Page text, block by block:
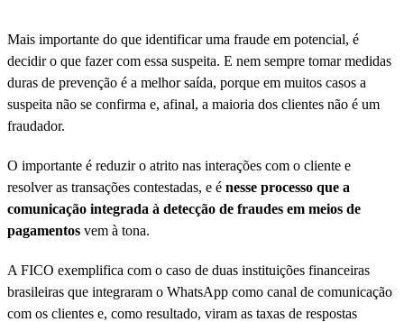
Mais importante do que identificar uma fraude em potencial, é
decidir o que fazer com essa suspeita. E nem sempre tomar medidas
duras de prevenção é a melhor saída, porque em muitos casos a
suspeita não se confirma e, afinal, a maioria dos clientes não é um
fraudador.
O importante é reduzir o atrito nas interações com o cliente e
resolver as transações contestadas, e é nesse processo que a
comunicação integrada à detecção de fraudes em meios de
pagamentos vem à tona.
A FICO exemplifica com o caso de duas instituições financeiras
brasileiras que integraram o WhatsApp como canal de comunicação
com os clientes e, como resultado, viram as taxas de respostas